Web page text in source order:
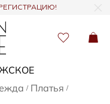
/ Платья /